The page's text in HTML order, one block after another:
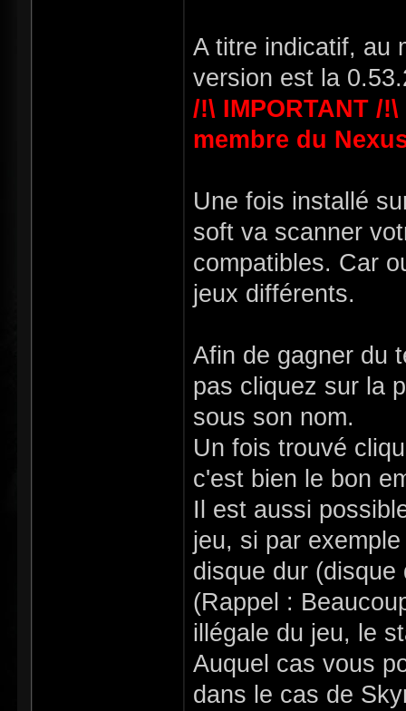
A titre indicatif, au
version est la
/!\ IMPORTANT /
membre du
Une fois installé
soft va scanner
compatibles. Car
jeux différents.
Afin de gagner du
pas cliquez sur la
sous son nom.
Un fois trouvé
c'est bien le bon
Il est aussi
jeu, si par
disque dur
(Rappel :
illégale du jeu, le
Auquel cas vous
dans le cas de